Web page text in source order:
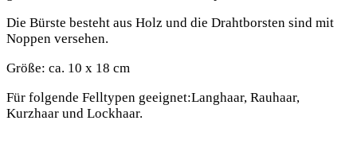
Die Bürste besteht aus Holz und die Drahtborsten sind mit
Noppen versehen.
Größe: ca. 10 x 18 cm
Für folgende Felltypen geeignet:Langhaar, Rauhaar,
Kurzhaar und Lockhaar.